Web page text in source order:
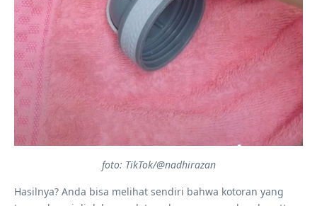
foto: TikTok/@nadhirazan
Hasilnya? Anda bisa melihat sendiri bahwa kotoran yang